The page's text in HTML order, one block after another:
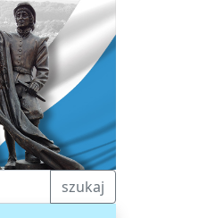
szukaj